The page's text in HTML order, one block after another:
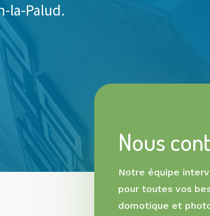
la-Palud.
Nous
Notre équipe
pour toutes vos
domotique et